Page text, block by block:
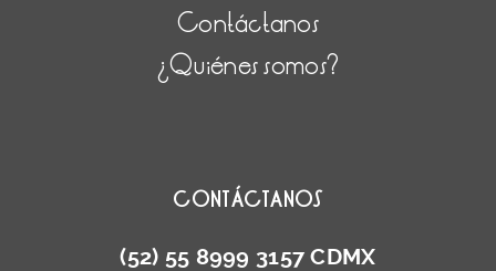
Contáctanos
¿Quiénes somos?
CONTÁCTANOS
(52) 55 8999 3157 CDMX